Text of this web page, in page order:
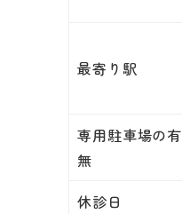
最寄り駅
専用駐車場の有
無
休診日